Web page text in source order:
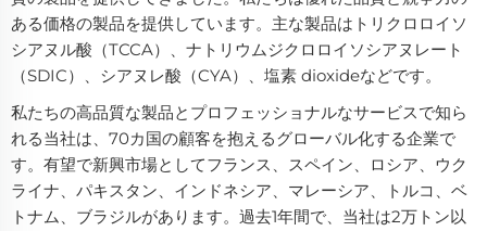
ある価格の製品を提供しています。主な製品はトリクロロイソ
シアヌル酸（TCCA）、ナトリウムジクロロイソシアヌレート
（SDIC）、シアヌレ酸（CYA）、塩素 dioxideなどです。
私たちの高品質な製品とプロフェッショナルなサービスで知ら
れる当社は、70カ国の顧客を抱えるグローバル化する企業で
す。有望で新興市場としてフランス、スペイン、ロシア、ウク
ライナ、パキスタン、インドネシア、マレーシア、トルコ、ベ
トナム、ブラジルがあります。過去1年間で、当社は2万トン以